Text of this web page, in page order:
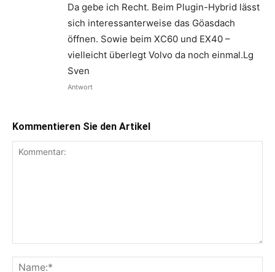
Da gebe ich Recht. Beim Plugin-Hybrid lässt
sich interessanterweise das Göasdach
öffnen. Sowie beim XC60 und EX40 –
vielleicht überlegt Volvo da noch einmal.Lg
Sven
Antwort
Kommentieren Sie den Artikel